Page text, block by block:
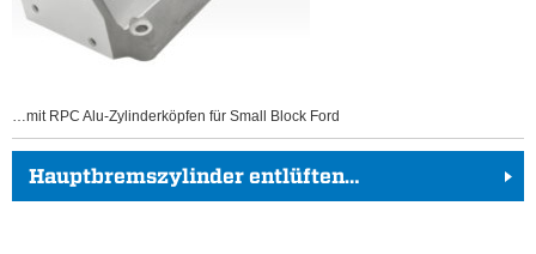
…mit RPC Alu-Zylinderköpfen für Small Block Ford
Hauptbremszylinder entlüften…